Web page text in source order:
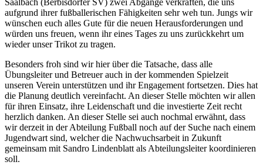
Saalbach (Berbisdorfer SV) zwei Abgänge verkraften, die uns
aufgrund ihrer fußballerischen Fähigkeiten sehr weh tun. Jungs wir
wünschen euch alles Gute für die neuen Herausforderungen und
würden uns freuen, wenn ihr eines Tages zu uns zurückkehrt um
wieder unser Trikot zu tragen.
Besonders froh sind wir hier über die Tatsache, dass alle
Übungsleiter und Betreuer auch in der kommenden Spielzeit
unseren Verein unterstützen und ihr Engagement fortsetzen. Dies hat
die Planung deutlich vereinfacht. An dieser Stelle möchten wir allen
für ihren Einsatz, ihre Leidenschaft und die investierte Zeit recht
herzlich danken. An dieser Stelle sei auch nochmal erwähnt, dass
wir derzeit in der Abteilung Fußball noch auf der Suche nach einem
Jugendwart sind, welcher die Nachwuchsarbeit in Zukunft
gemeinsam mit Sandro Lindenblatt als Abteilungsleiter koordinieren
soll.